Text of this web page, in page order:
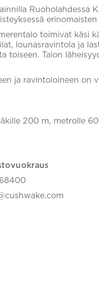
Ruoholahdessa
toimivat käsi
lounasravintola ja
toiseen. Talon
ja ravintoloineen on
200 m, metrolle